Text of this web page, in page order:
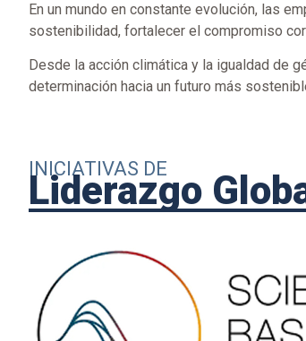
En un mundo en constante evolución, las
sostenibilidad, fortalecer el compromiso
Desde la acción climática y la igualdad de
determinación hacia un futuro más
INICIATIVAS DE
Liderazgo